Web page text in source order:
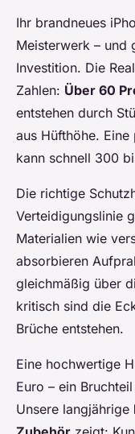
Ihr brandneues
Meisterwerk – und
Investition. Die
Zahlen: Über 60
entstehen durch
aus Hüfthöhe.
kann schnell 300
Die richtige
Verteidigungslinie
Materialien wie
absorbieren
gleichmäßig über
kritisch sind die
Brüche entstehen.
Eine hochwertige
Euro – ein
Unsere langjährige